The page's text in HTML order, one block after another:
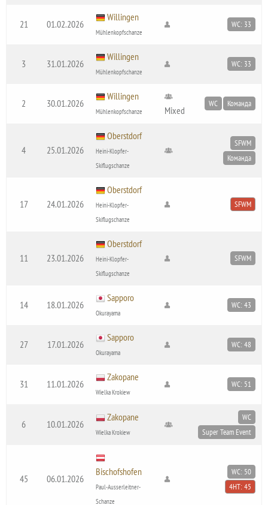
21 01.02.2026
Willingen
Mühlenkopfschanze
WC: 33
3 31.01.2026
Willingen
Mühlenkopfschanze
WC: 33
2 30.01.2026
Willingen
Mühlenkopfschanze Mixed
WC Команда
4 25.01.2026
Oberstdorf
Heini-Klopfer-
Skiflugschanze
SFWM
Команда
17 24.01.2026
Oberstdorf
Heini-Klopfer-
Skiflugschanze
SFWM
11 23.01.2026
Oberstdorf
Heini-Klopfer-
Skiflugschanze
SFWM
14 18.01.2026
Sapporo
Okurayama
WC: 43
27 17.01.2026
Sapporo
Okurayama
WC: 48
31 11.01.2026
Zakopane
Wielka Krokiew
WC: 51
6 10.01.2026
Zakopane
Wielka Krokiew
WC
Super Team Event
45 06.01.2026
Bischofshofen
Paul-Ausserleitner-
Schanze
WC: 50
4HT: 45